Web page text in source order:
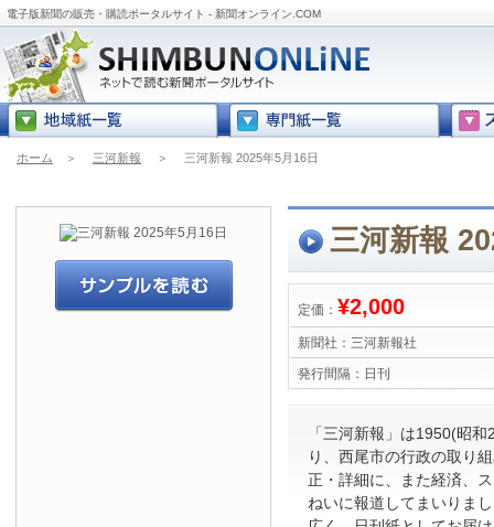
電子版新聞の販売・購読ポータルサイト - 新聞オンライン.COM
ホーム ＞ 三河新報 ＞ 三河新報 2025年5月16日
三河新報
定価： ¥2,000
新聞社： 三河新報社
発行間隔： 日刊
「三河新報」は1950(昭
り、西尾市の行政の取り
正・詳細に、また経済、
ねいに報道してまいりま